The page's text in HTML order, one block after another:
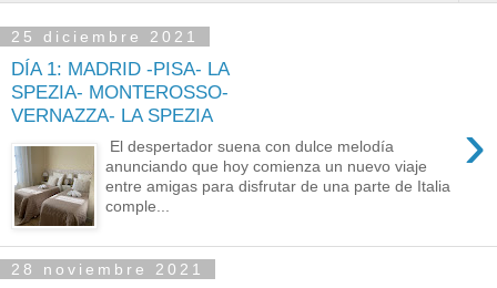
25 diciembre 2021
DÍA 1: MADRID -PISA- LA
SPEZIA- MONTEROSSO-
VERNAZZA- LA SPEZIA
›
El despertador suena con dulce melodía
anunciando que hoy comienza un nuevo viaje
entre amigas para disfrutar de una parte de Italia
comple...
28 noviembre 2021